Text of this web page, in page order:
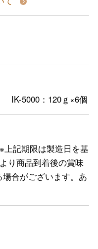
IK-5000：120ｇ×6個
上記期限は製造日を基
り商品到着後の賞味
合がございます。あ